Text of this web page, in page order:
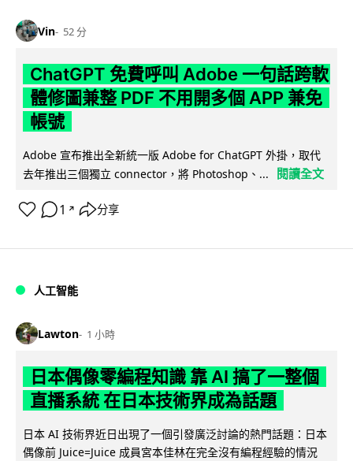
Vin 52 分
ChatGPT 免費呼叫 Adobe 一句話跨軟
體修圖兼整 PDF 不用開多個 APP 兼免
帳號
Adobe 宣布推出全新統一版 Adobe for ChatGPT 外掛，取代
去年推出三個獨立 connector，將 Photoshop、...
閱讀全文
1 ↗ 分享
人工智能
Lawton 1 小時
日本偶像零編程知識 靠 AI 搞了一整個
直播系統 在日本技術界成為話題
日本 AI 技術界近日出現了一個引發廣泛討論的熱門話題：日本
偶像前 Juice=Juice 成員宮本佳林在完全沒有編程經驗的情況